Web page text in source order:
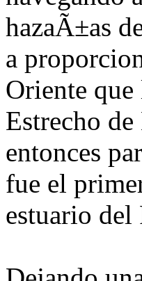
hazaÃ±as
a propo
Oriente
Estrecho
entonces
fue el
estuario del